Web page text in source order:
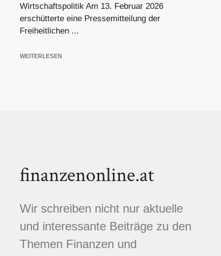
Wirtschaftspolitik Am 13. Februar 2026
erschütterte eine Pressemitteilung der
Freiheitlichen ...
WEITERLESEN
finanzenonline.at
Wir schreiben nicht nur aktuelle
und interessante Beiträge zu den
Themen Finanzen und